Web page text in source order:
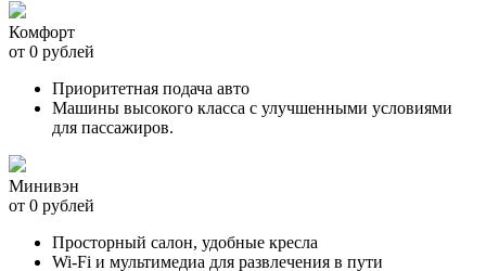
Комфорт
от 0 рублей
Приоритетная подача авто
Машины высокого класса с улучшенными условиями
для пассажиров.
Минивэн
от 0 рублей
Просторный салон, удобные кресла
Wi-Fi и мультимедиа для развлечения в пути